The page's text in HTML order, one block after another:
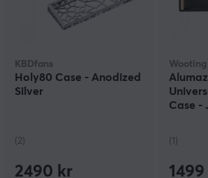
KBDfans
Holy80 Case - Anodized
Silver
(2)
2490 kr
Wooting
Case -
(1)